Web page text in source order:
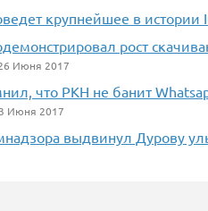
крупнейшее в истории
рост
Июня 2017
что РКН не банит
Июня 2017
выдвинул Дурову